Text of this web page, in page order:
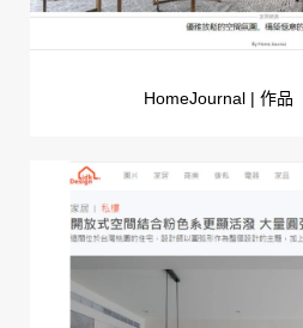
HomeJournal | 作品